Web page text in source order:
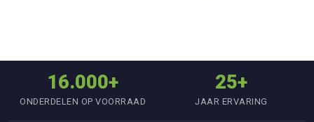
16.000+
ONDERDELEN OP VOORRAAD
25+
JAAR ERVARING